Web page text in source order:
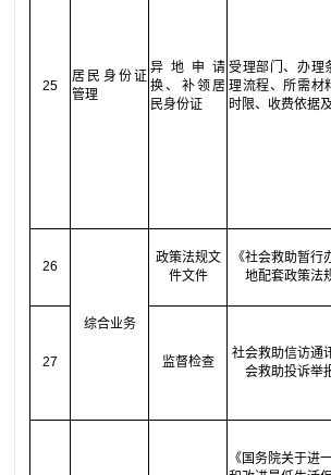
25
居民身份证
管理
异地申请
换、补领居
民身份证
受理部门、办理
理流程、所需材
时限、收费依据
26
综合业务
政策法规文
件文件
《社会救助暂行
地配套政策法
27 监督检查
社会救助信访通
会救助投诉举
《国务院关于进